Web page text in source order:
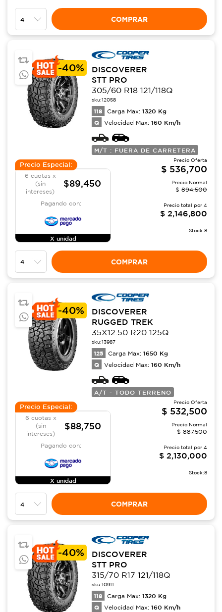
COMPRAR
-40%
DISCOVERER
STT PRO
305/60 R18 121/118Q
sku:12058
118 Carga Max: 1320 Kg
Q Velocidad Max: 160 Km/h
M/T : FUERA DE CARRETERA
Precio Especial:
6 cuotas x
(sin
intereses)
$89,450
Pagando con:
X unidad
Precio Oferta
$ 536,700
Precio Normal
$ 894,500
Precio total por 4
$ 2,146,800
Stock:8
COMPRAR
-40%
DISCOVERER
RUGGED TREK
35X12.50 R20 125Q
sku:13987
125 Carga Max: 1650 Kg
Q Velocidad Max: 160 Km/h
A/T - TODO TERRENO
Precio Especial:
6 cuotas x
(sin
intereses)
$88,750
Pagando con:
X unidad
Precio Oferta
$ 532,500
Precio Normal
$ 887,500
Precio total por 4
$ 2,130,000
Stock:8
COMPRAR
-40%
DISCOVERER
STT PRO
315/70 R17 121/118Q
sku:10911
118 Carga Max: 1320 Kg
Q Velocidad Max: 160 Km/h